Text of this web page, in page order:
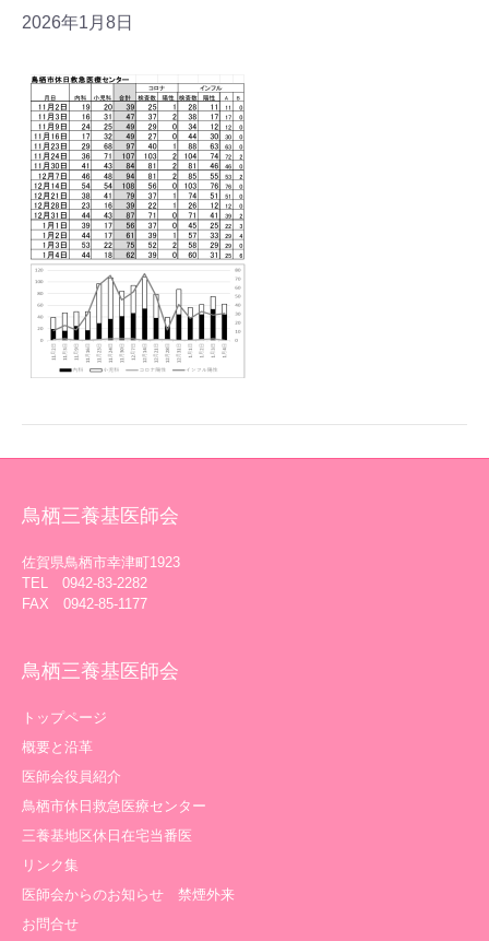
2026年1月8日
鳥栖三養基医師会
佐賀県鳥栖市幸津町1923
TEL 0942-83-2282
FAX 0942-85-1177
鳥栖三養基医師会
トップページ
概要と沿革
医師会役員紹介
鳥栖市休日救急医療センター
三養基地区休日在宅当番医
リンク集
医師会からのお知らせ 禁煙外来
お問合せ